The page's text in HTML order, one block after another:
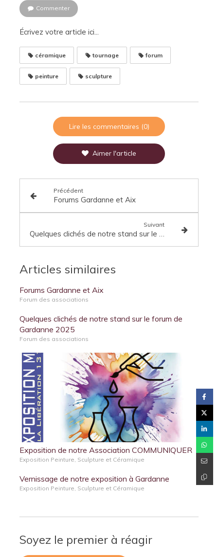
Commenter
Écrivez votre article ici...
céramique tournage forum
peinture sculpture
Lire les commentaires (0)
Aimer l'article
Précédent
Forums Gardanne et Aix
Suivant
Articles similaires
Forums Gardanne et Aix
Forum des associations
Quelques clichés de notre stand sur le forum de
Gardanne 2025
Forum des associations
Exposition de notre Association COMMUNIQUER
Exposition Peinture, Sculpture et Céramique
Vernissage de notre exposition à Gardanne
Exposition Peinture, Sculpture et Céramique
Soyez le premier à réagir